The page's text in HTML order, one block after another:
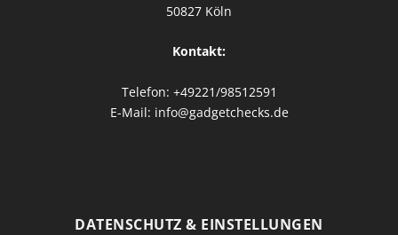
50827 Köln
Kontakt:
Telefon: +49221/98512591
E-Mail: info@gadgetchecks.de
DATENSCHUTZ & EINSTELLUNGEN